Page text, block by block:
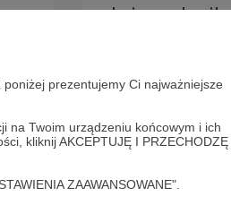
prezentujemy Ci najważniejsze
na Twoim urządzeniu końcowym i ich
kliknij AKCEPTUJĘ I PRZECHODZĘ
ZAAWANSOWANE".
Już za chwilę